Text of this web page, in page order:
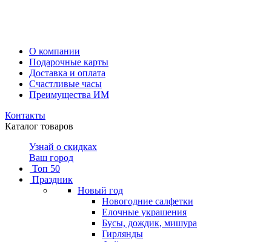
О компании
Подарочные карты
Доставка и оплата
Счастливые часы
Преимущества ИМ
Контакты
Каталог товаров
Узнай о скидках
Ваш город
Топ 50
Праздник
Новый год
Новогодние салфетки
Елочные украшения
Бусы, дождик, мишура
Гирлянды